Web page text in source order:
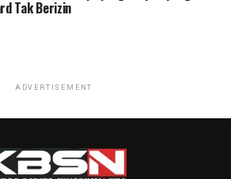
Tak Berizin
ADVERTISEMENT